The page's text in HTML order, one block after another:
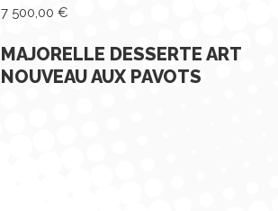
7 500,00 €
MAJORELLE DESSERTE ART
NOUVEAU AUX PAVOTS